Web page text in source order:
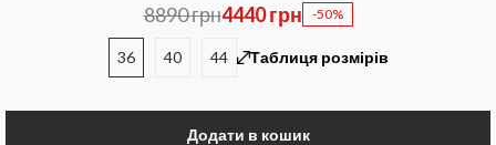
8890 грн4440 грн -50%
36 40 44 Таблиця розмірів
Додати в кошик